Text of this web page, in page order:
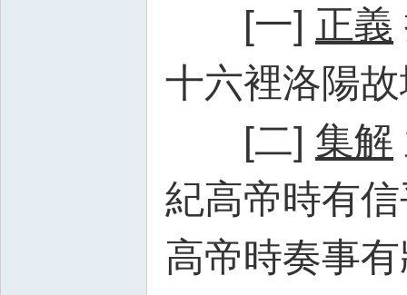
[一] 正義
十六裡洛陽
[二] 集解
紀高帝時有
高帝時奏事